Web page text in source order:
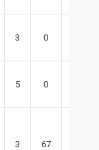
3 0
5 0
3 67